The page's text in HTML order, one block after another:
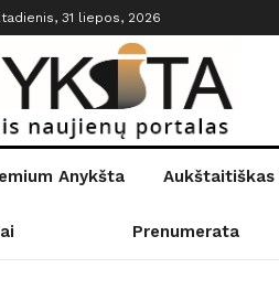
31 liepos, 2026
Anykšta
Prenumerata